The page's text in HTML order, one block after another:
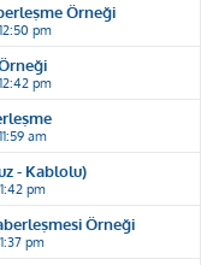
Örneği
pm
pm
am
- Kablolu)
pm
Örneği
pm